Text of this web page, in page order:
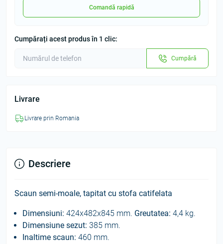
Comandă rapidă
Cumpărați acest produs în 1 clic:
Cumpără
Livrare
Livrare prin Romania
Descriere
Scaun semi-moale, tapitat cu stofa catifelata
Dimensiuni: 424x482x845 mm. Greutatea: 4,4 kg.
Dimensiune sezut: 385 mm.
Inaltime scaun: 460 mm.